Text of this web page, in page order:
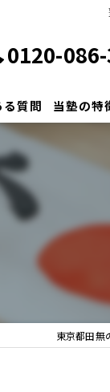
0120-
質問 当塾の特
大学受験
予備校
MARCH
東京都田無